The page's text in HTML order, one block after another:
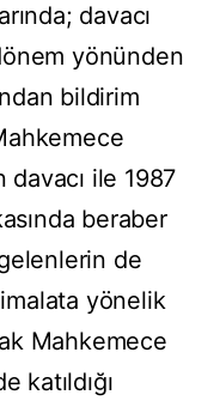
davacı
yönünden
bildirim
davacı ile 1987
beraber
de
yönelik
Mahkemece
katıldığı